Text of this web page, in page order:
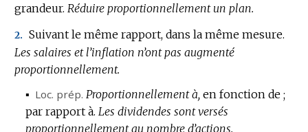
grandeur. Réduire proportionnellement un plan.
2. Suivant le même rapport, dans la même mesure.
Les salaires et l’inflation n’ont pas augmenté
proportionnellement.
▪ Loc. prép. Proportionnellement à, en fonction de ;
par rapport à. Les dividendes sont versés
proportionnellement au nombre d’actions.